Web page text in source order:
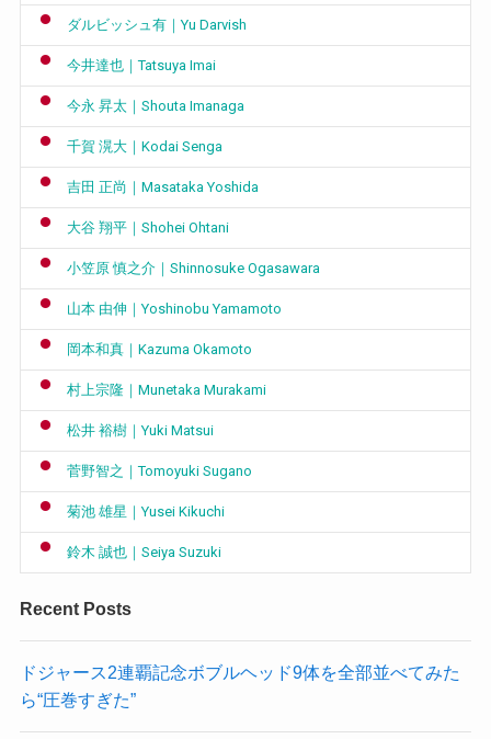
ダルビッシュ有｜Yu Darvish
今井達也｜Tatsuya Imai
今永 昇太｜Shouta Imanaga
千賀 滉大｜Kodai Senga
吉田 正尚｜Masataka Yoshida
大谷 翔平｜Shohei Ohtani
小笠原 慎之介｜Shinnosuke Ogasawara
山本 由伸｜Yoshinobu Yamamoto
岡本和真｜Kazuma Okamoto
村上宗隆｜Munetaka Murakami
松井 裕樹｜Yuki Matsui
菅野智之｜Tomoyuki Sugano
菊池 雄星｜Yusei Kikuchi
鈴木 誠也｜Seiya Suzuki
Recent Posts
ドジャース2連覇記念ボブルヘッド9体を全部並べてみた
ら“圧巻すぎた”